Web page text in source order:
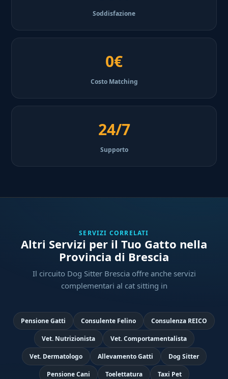
Soddisfazione
0€
Costo Matching
24/7
Supporto
SERVIZI CORRELATI
Altri Servizi per il Tuo Gatto nella
Provincia di Brescia
Il circuito Dog Sitter Brescia offre anche servizi
complementari al cat sitting in
Pensione Gatti Consulente Felino Consulenza REICO
Vet. Nutrizionista Vet. Comportamentalista
Vet. Dermatologo Allevamento Gatti Dog Sitter
Pensione Cani Toelettatura Taxi Pet